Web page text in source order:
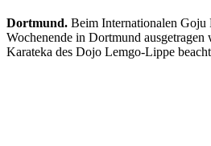
Dortmund. Beim Internationalen Goju
Wochenende in Dortmund ausgetragen
Karateka des Dojo Lemgo-Lippe